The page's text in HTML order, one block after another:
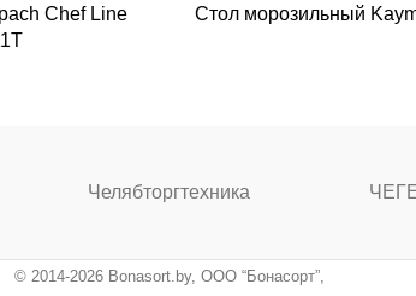
Chef Line
Стол морозильный
Челябторгтехника
© 2014-2026 Bonasort.by, ООО “Бонасорт”,